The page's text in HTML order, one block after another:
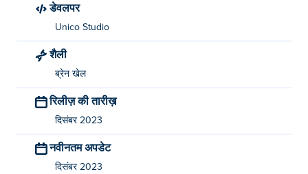
डेवलपर
Unico Studio
शैली
ब्रेन खेल
रिलीज़ की तारीख़
दिसंबर 2023
नवीनतम अपडेट
दिसंबर 2023